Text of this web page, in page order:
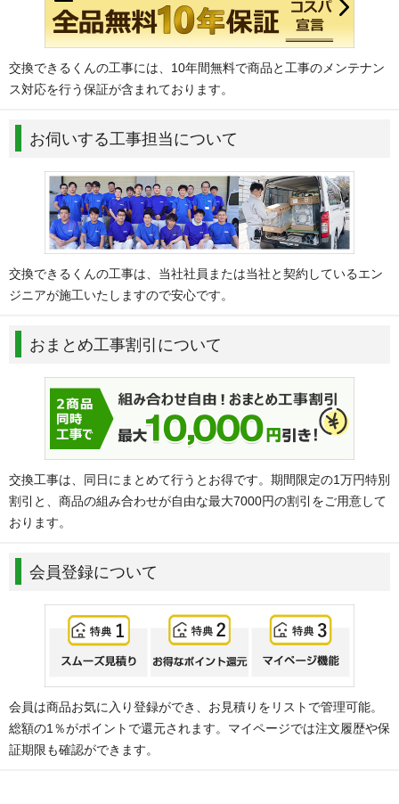
交換できるくんの工事には、10年間無料で商品と工事のメンテナン
ス対応を行う保証が含まれております。
お伺いする工事担当について
交換できるくんの工事は、当社社員または当社と契約しているエン
ジニアが施工いたしますので安心です。
おまとめ工事割引について
交換工事は、同日にまとめて行うとお得です。期間限定の1万円特別
割引と、商品の組み合わせが自由な最大7000円の割引をご用意して
おります。
会員登録について
会員は商品お気に入り登録ができ、お見積りをリストで管理可能。
総額の1％がポイントで還元されます。マイページでは注文履歴や保
証期限も確認ができます。